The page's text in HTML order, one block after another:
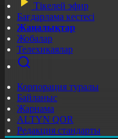
Тікелей эфир
Бағдарлама кестесі
Жаңалықтар
Жобалар
Телехикаялар
Корпорация туралы
Байланыс
Жарнама
ALTYN QOR
Редакция стандарты